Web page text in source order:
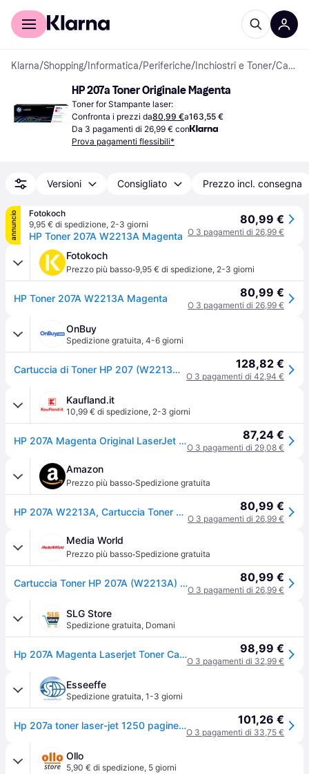
Per il tuo shopping
Klarna/Shopping/ Informatica/Periferiche/ Inchiostri e Toner/ Cartucce di Toner
HP 207a Toner Originale Magenta
Toner for Stampante laser:
Confronta i prezzi da80,99 €a163,55 €
Da 3 pagamenti di 26,99 € con
Prova pagamenti flessibili*
Versioni Consigliato Prezzo incl. consegna
annuncio
Fotokoch
9,95 € di spedizione, 2-3 giorni
HP Toner 207A W2213A Magenta
80,99 €
O 3 pagamenti di 26,99 €
Fotokoch
Prezzo più basso·9,95 € di spedizione, 2-3 giorni
HP Toner 207A W2213A Magenta 80,99 €
O 3 pagamenti di 26,99 €
OnBuy
Spedizione gratuita, 4-6 giorni
Cartuccia di Toner HP 207 (W2213A) magenta per HP Color LaserJet Pro M255/MFP M282/M283 128,82 €
O 3 pagamenti di 42,94 €
Kaufland.it
10,99 € di spedizione, 2-3 giorni
HP 207A Magenta Original LaserJet Toner Cartridge Cartuccia Toner 1 pz 87,24 €
O 3 pagamenti di 29,08 €
Amazon
Prezzo più basso·Spedizione gratuita
HP 207A W2213A, Cartuccia Toner Originale HP da 1250 Pagine, Compatibile con le Stampanti HP LaserJet Pro M255, MFP M282 e MFP M283, Magenta 80,99 €
O 3 pagamenti di 26,99 €
Media World
Prezzo più basso·Spedizione gratuita
Cartuccia Toner HP 207A (W2213A) Magenta 80,99 €
O 3 pagamenti di 26,99 €
SLG Store
Spedizione gratuita, Domani
Hp 207A Magenta Laserjet Toner Cartridge W2213A 98,99 €
O 3 pagamenti di 32,99 €
Esseeffe
Spedizione gratuita, 1-3 giorni
Hp 207a toner laser-jet 1250 pagine magenta 101,26 €
O 3 pagamenti di 33,75 €
Ollo
5,90 € di spedizione, 5 giorni